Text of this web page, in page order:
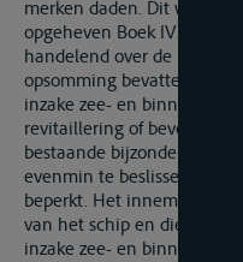
merken daden. Dit was
opgeheven Boek IV van
handelend over de
opsomming bevatte van
inzake zee- en
revitaillering of
bestaande bijzonder
evenmin te beslissen dat
beperkt. Het innemen van
van het schip en dient dan
inzake zee- en binnenvaart.